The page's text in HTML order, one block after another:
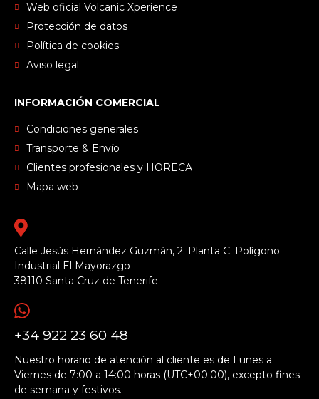
Web oficial Volcanic Xperience
Protección de datos
Política de cookies
Aviso legal
INFORMACIÓN COMERCIAL
Condiciones generales
Transporte & Envío
Clientes profesionales y HORECA
Mapa web
Calle Jesús Hernández Guzmán, 2. Planta C. Polígono
Industrial El Mayorazgo
38110 Santa Cruz de Tenerife
+34 922 23 60 48
Nuestro horario de atención al cliente es de Lunes a
Viernes de 7:00 a 14:00 horas (UTC+00:00), excepto fines
de semana y festivos.